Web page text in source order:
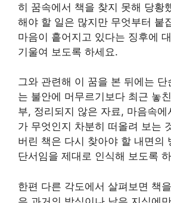
히 꿈속에서 책을 찾지 못해 당황
해야 할 일은 많지만 무엇부터 붙
마음이 흩어지고 있다는 징후에
기울여 보도록 하세요.
그와 관련해 이 꿈을 본 뒤에는
는 불안에 머무르기보다 최근 놓
부, 정리되지 않은 자료, 마음속에
가 무엇인지 차분히 떠올려 보는
버린 책은 다시 찾아야 할 내면의
단서임을 제대로 인식해 보도록
한편 다른 각도에서 살펴보면 책